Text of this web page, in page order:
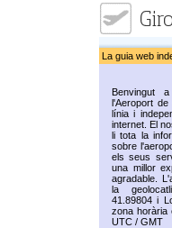
La guia web
Benvingut
l'Aeroport
línia i
internet. El
li tota la
sobre
els seus
una millor
agradable.
la
41.89804 i
zona horària
UTC / GMT